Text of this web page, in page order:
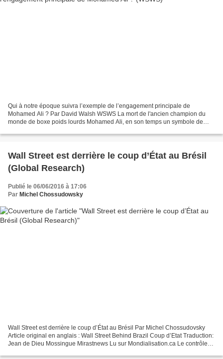
Qui à notre époque suivra l’exemple de l’engagement principale de
Mohamed Ali ? Par David Walsh WSWS La mort de l'ancien champion du
monde de boxe poids lourds Mohamed Ali, en son temps un symbole de
Wall Street est derrière le coup d’État au Brésil
(Global Research)
Publié le 06/06/2016 à 17:06
Par Michel Chossudowsky
Wall Street est derrière le coup d’État au Brésil Par Michel Chossudovsky
Article original en anglais : Wall Street Behind Brazil Coup d’Etat Traduction:
Jean de Dieu Mossingue Mirastnews Lu sur Mondialisation.ca Le contrôle